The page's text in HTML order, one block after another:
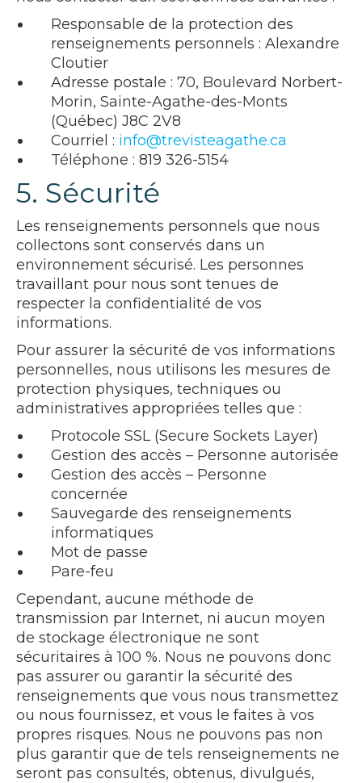
Responsable de la protection des
renseignements personnels : Alexandre
Cloutier
Adresse postale : 70, Boulevard Norbert-
Morin, Sainte-Agathe-des-Monts
(Québec) J8C 2V8
Courriel : info@trevisteagathe.ca
Téléphone : 819 326-5154
5. Sécurité
Les renseignements personnels que nous
collectons sont conservés dans un
environnement sécurisé. Les personnes
travaillant pour nous sont tenues de
respecter la confidentialité de vos
informations.
Pour assurer la sécurité de vos informations
personnelles, nous utilisons les mesures de
protection physiques, techniques ou
administratives appropriées telles que :
Protocole SSL (Secure Sockets Layer)
Gestion des accès – Personne autorisée
Gestion des accès – Personne
concernée
Sauvegarde des renseignements
informatiques
Mot de passe
Pare-feu
Cependant, aucune méthode de
transmission par Internet, ni aucun moyen
de stockage électronique ne sont
sécuritaires à 100 %. Nous ne pouvons donc
pas assurer ou garantir la sécurité des
renseignements que vous nous transmettez
ou nous fournissez, et vous le faites à vos
propres risques. Nous ne pouvons pas non
plus garantir que de tels renseignements ne
seront pas consultés, obtenus, divulgués,